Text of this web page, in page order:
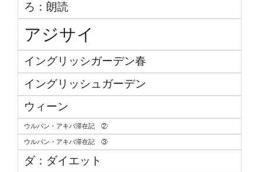
ろ：朗読
アジサイ
イングリッシガーデン春
イングリッシュガーデン
ウィーン
ウルパン・アキバ滞在記 ②
ウルパン・アキバ滞在記 ③
ダ：ダイエット